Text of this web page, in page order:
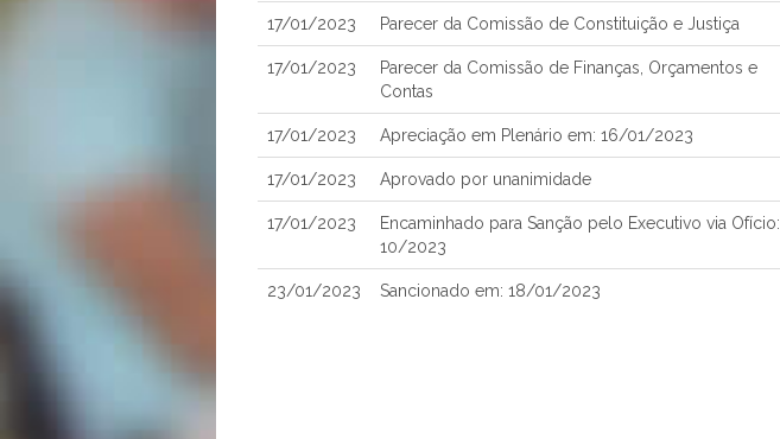
17/01/2023 Parecer da Comissão de Constituição e Justiça
17/01/2023
Parecer da Comissão de Finanças, Orçamentos e
Contas
17/01/2023 Apreciação em Plenário em: 16/01/2023
17/01/2023 Aprovado por unanimidade
17/01/2023
Encaminhado para Sanção pelo Executivo via Ofício:
10/2023
23/01/2023 Sancionado em: 18/01/2023